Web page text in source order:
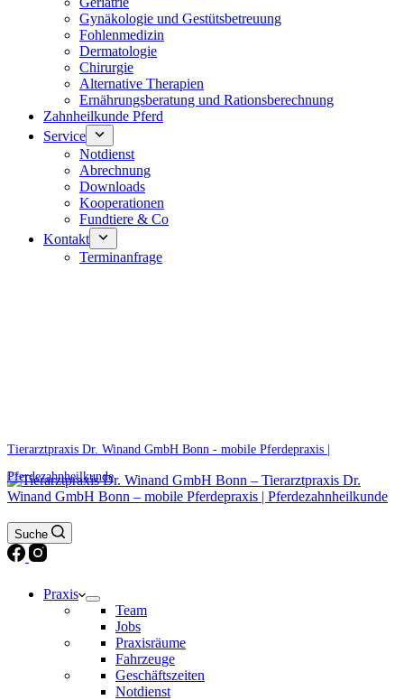
Gynäkologie und Gestütsbetreuung
Fohlenmedizin
Dermatologie
Chirurgie
Alternative Therapien
Ernährungsberatung und Rationsberechnung
Zahnheilkunde Pferd
Service
Notdienst
Abrechnung
Downloads
Kooperationen
Fundtiere & Co
Kontakt
Terminanfrage
Tierarztpraxis Dr. Winand GmbH Bonn - mobile Pferdepraxis |
Pferdezahnheilkunde
Suche
Praxis
Team
Jobs
Praxisräume
Fahrzeuge
Geschäftszeiten
Notdienst